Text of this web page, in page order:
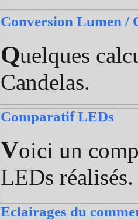
Conversion Lumen /
Quelques
Candelas.
Comparatif LEDs
Voici un
LEDs réalisés.
Eclairages du